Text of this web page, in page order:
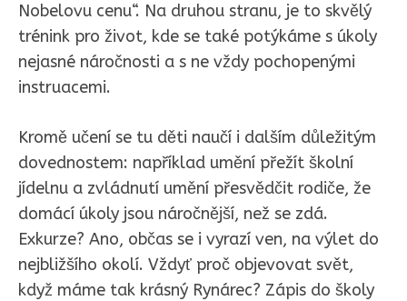
Nobelovu cenu“. Na druhou stranu, je to skvělý
trénink pro život, kde se také potýkáme s úkoly
nejasné náročnosti a s ne vždy pochopenými
instruacemi.
Kromě učení se tu děti naučí i dalším důležitým
dovednostem: například umění přežít školní
jídelnu a zvládnutí umění přesvědčit rodiče, že
domácí úkoly jsou náročnější, než se zdá.
Exkurze? Ano, občas se i vyrazí ven, na výlet do
nejbližšího okolí. Vždyť proč objevovat svět,
když máme tak krásný Rynárec? Zápis do školy